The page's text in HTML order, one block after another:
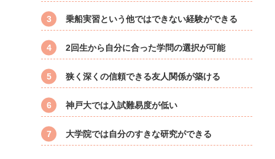
乗船実習という他ではできない経験ができる
2回生から自分に合った学問の選択が可能
狭く深くの信頼できる友人関係が築ける
神戸大では入試難易度が低い
大学院では自分のすきな研究ができる